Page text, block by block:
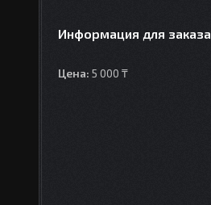
Информация для заказа
Цена: 5 000 ₸